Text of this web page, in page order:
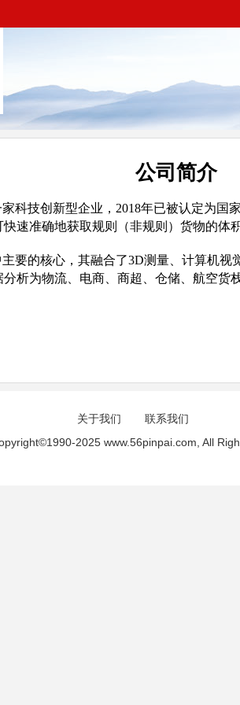
公司简介
科技创新型企业，2018年已被认定为国
速准确地获取规则（非规则）货物的体
要的核心，其融合了3D测量、计算机
析为物流、电商、商超、仓储、航空货
关于我们
联系我们
2025 www.56pinpai.com, All